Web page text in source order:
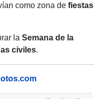
como zona de fiestas
la Semana de la
civiles.